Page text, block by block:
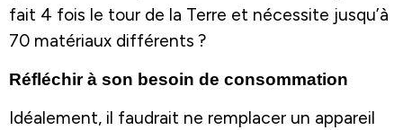
fait 4 fois le tour de la Terre et nécessite jusqu’à
70 matériaux différents ?
Réfléchir à son besoin de consommation
Idéalement, il faudrait ne remplacer un appareil